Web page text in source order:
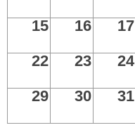
15
16 17
22
23 24
29
30 31